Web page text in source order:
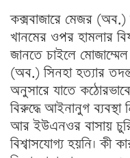
কক্সবাজারে মেজর (অব.)
খানমের ওপর হামলার
জানতে চাইলে
(অব.) সিনহা হত্যার
অনুসারে যাতে
বিরুদ্ধে আইনানুগ ব্যবস্থা
আর ইউএনওর বাসায়
বিশ্বাসযোগ্য হয়নি। কী